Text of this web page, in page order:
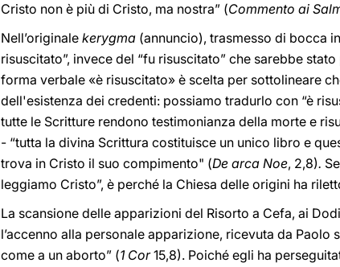
Cristo non è più di Cristo, ma nostra” (Commento ai
Nell’originale kerygma (annuncio), trasmesso di bocca
risuscitato”, invece del “fu risuscitato” che sarebbe
forma verbale «è risuscitato» è scelta per sottolineare
dell'esistenza dei credenti: possiamo tradurlo con “è
tutte le Scritture rendono testimonianza della morte e
- “tutta la divina Scrittura costituisce un unico libro e
trova in Cristo il suo compimento" (De arca Noe, 2,8).
leggiamo Cristo”, è perché la Chiesa delle origini ha
La scansione delle apparizioni del Risorto a Cefa, ai
l’accenno alla personale apparizione, ricevuta da
come a un aborto” (1 Cor15,8). Poiché egli ha